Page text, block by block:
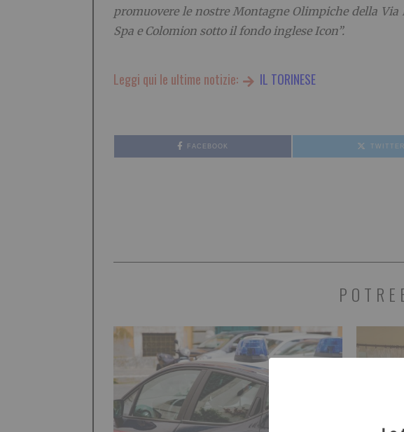
promuovere le nostre Montagne Olimpiche della
Spa e Colomion sotto il fondo inglese Icon”.
Leggi qui le ultime notizie: IL TORINESE
FACEBOOK TWITTER